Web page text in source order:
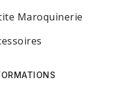
Maroquinerie